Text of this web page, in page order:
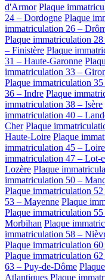
d'Armor Plaque
24 – Dordogne Plaque
immatriculation 26 –
Plaque immatriculation
– Finistère Plaque
31 – Haute-Garonne
immatriculation 33 –
Plaque immatriculation
36 – Indre Plaque
immatriculation 38 – Isère
immatriculation 40 –
Cher Plaque
Haute-Loire Plaque
immatriculation 45 –
immatriculation 47 – Lot-
Lozère Plaque
immatriculation 50 –
Plaque immatriculation
53 – Mayenne Plaque
Plaque immatriculation
Morbihan Plaque
immatriculation 58 –
Plaque immatriculation
Plaque immatriculation 62
63 – Puy-de-Dôme
Atlantiques Plaque